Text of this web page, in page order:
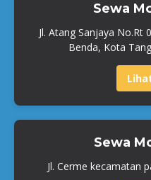
Sewa
Jl. Atang Sanjaya No.Rt
Benda, Kota
Sewa
Jl. Cerme kecamatan